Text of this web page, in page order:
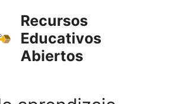
Recursos
Educativos
Abiertos